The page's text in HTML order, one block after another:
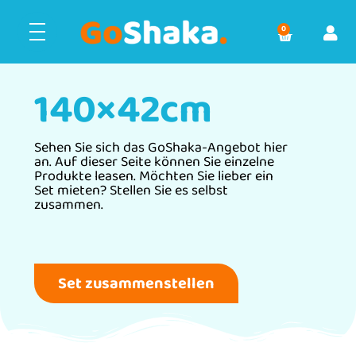
0
140×42cm
Sehen Sie sich das GoShaka-Angebot hier
an. Auf dieser Seite können Sie einzelne
Produkte leasen. Möchten Sie lieber ein
Set mieten? Stellen Sie es selbst
zusammen.
Set zusammenstellen